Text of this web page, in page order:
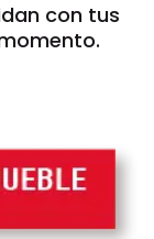
con tus